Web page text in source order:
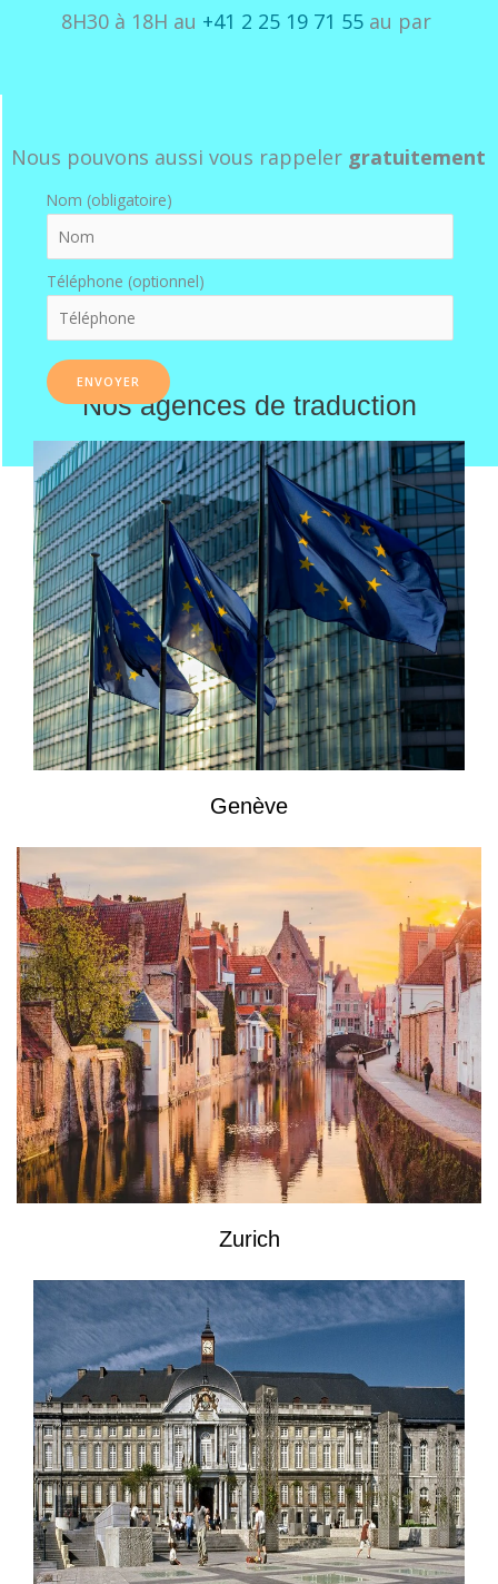
8H30 à 18H au +41 2 25 19 71 55 au par
Nous pouvons aussi vous rappeler gratuitement
Nom (obligatoire)
Téléphone (optionnel)
Nos agences de traduction
Genève
Zurich